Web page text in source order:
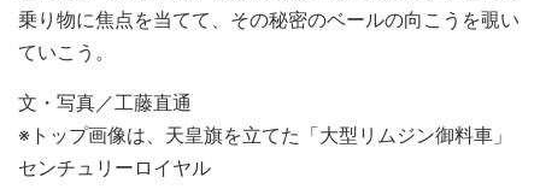
乗り物に焦点を当てて、その秘密のベールの向こうを覗い
ていこう。
文・写真／工藤直通
※トップ画像は、天皇旗を立てた「大型リムジン御料車」
センチュリーロイヤル